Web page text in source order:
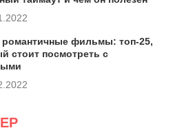
фильмы: топ-25,
стоит посмотреть с